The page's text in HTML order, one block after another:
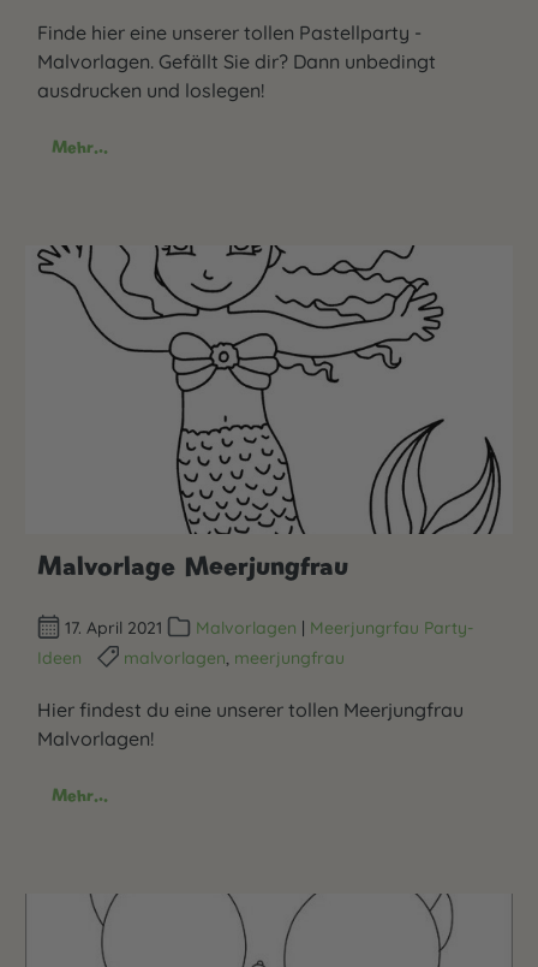
Finde hier eine unserer tollen Pastellparty -
Malvorlagen. Gefällt Sie dir? Dann unbedingt
ausdrucken und loslegen!
Mehr...
Malvorlage Meerjungfrau
17. April 2021 Malvorlagen | Meerjungrfau Party-
Ideen
malvorlagen, meerjungfrau
Hier findest du eine unserer tollen Meerjungfrau
Malvorlagen!
Mehr...